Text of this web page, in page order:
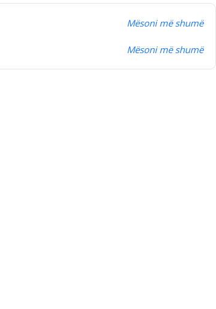
Mësoni më shumë
Mësoni më shumë